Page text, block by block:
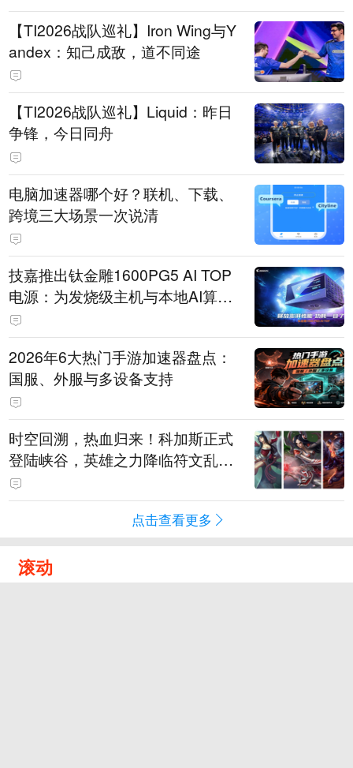
【TI2026战队巡礼】Iron Wing与Y
andex：知己成敌，道不同途
【TI2026战队巡礼】Liquid：昨日
争锋，今日同舟
电脑加速器哪个好？联机、下载、
跨境三大场景一次说清
技嘉推出钛金雕1600PG5 AI TOP
电源：为发烧级主机与本地AI算力
打造旗舰供电方案
2026年6大热门手游加速器盘点：
国服、外服与多设备支持
时空回溯，热血归来！科加斯正式
登陆峡谷，英雄之力降临符文乱
斗！
点击查看更多
滚动